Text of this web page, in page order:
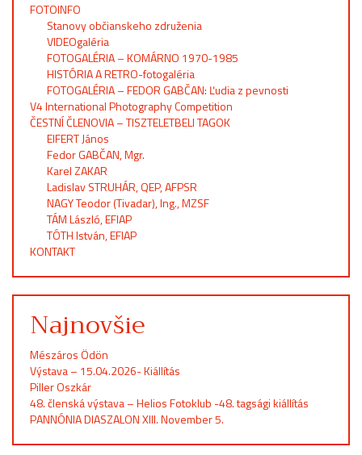
FOTOINFO
Stanovy občianskeho združenia
VIDEOgaléria
FOTOGALÉRIA – KOMÁRNO 1970-1985
HISTÓRIA A RETRO-fotogaléria
FOTOGALÉRIA – FEDOR GABČAN: Ľudia z pevnosti
V4 International Photography Competition
ČESTNÍ ČLENOVIA – TISZTELETBELI TAGOK
EIFERT János
Fedor GABČAN, Mgr.
Karel ZAKAR
Ladislav STRUHÁR, QEP, AFPSR
NAGY Teodor (Tivadar), Ing., MZSF
TÁM László, EFIAP
TÓTH István, EFIAP
KONTAKT
Najnovšie
Mészáros Ödön
Výstava – 15.04.2026- Kiállítás
Piller Oszkár
48. členská výstava – Helios Fotoklub -48. tagsági kiállítás
PANNÓNIA DIASZALON XIII. November 5.